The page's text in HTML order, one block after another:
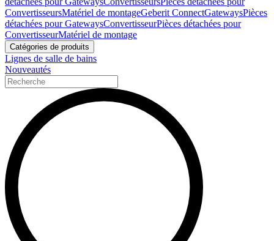
ConvertisseursMatériel de montageGeberit ConnectGatewaysPièces
détachées pour GatewaysConvertisseurPièces détachées pour
ConvertisseurMatériel de montage
Catégories de produits
Lignes de salle de bains
Nouveautés